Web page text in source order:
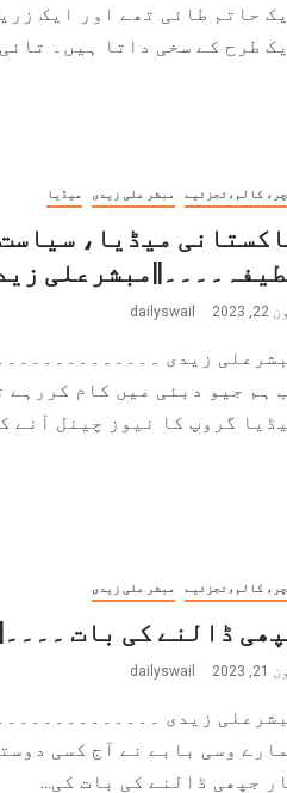
حاتم طائی تھے اور ایک
طرح کے سخی داتا ہیں۔
کالم،تجزئیے مبشر علی زیدی میڈیا
میڈیا،
2023
dailyswail
زیدی
ہم جیو دبئی میں کام کررہے
گروپ کا نیوز چینل آنے
کالم،تجزئیے مبشر علی زیدی
ڈالنے کی بات
2023
dailyswail
زیدی
وسی بابے نے آج کسی
جپھی ڈالنے کی بات کی...